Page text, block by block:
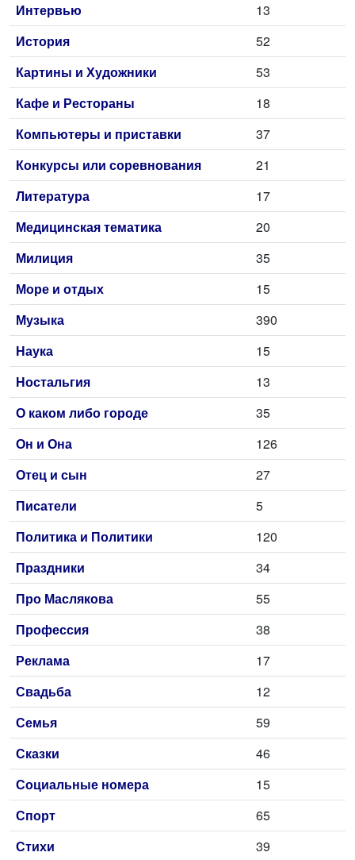
Интервью
13
История
52
Картины и Художники
53
Кафе и Рестораны
18
Компьютеры и приставки
37
Конкурсы или соревнования
21
Литература
17
Медицинская тематика
20
Милиция
35
Море и отдых
15
Музыка
390
Наука
15
Ностальгия
13
О каком либо городе
35
Он и Она
126
Отец и сын
27
Писатели
5
Политика и Политики
120
Праздники
34
Про Маслякова
55
Профессия
38
Реклама
17
Свадьба
12
Семья
59
Сказки
46
Социальные номера
15
Спорт
65
Стихи
39